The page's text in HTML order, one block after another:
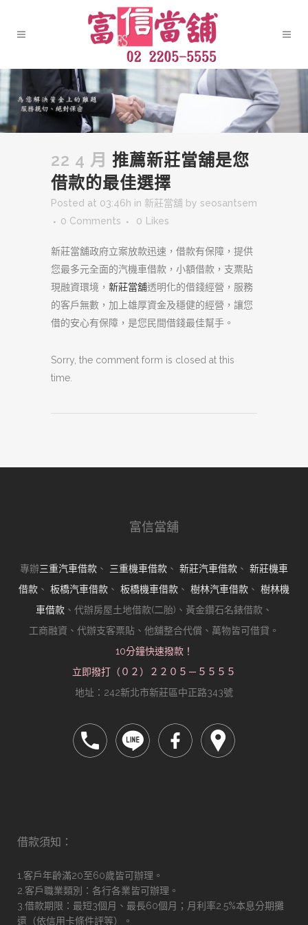
22 4 月 推薦新莊當舖是您
借款的最佳選擇
Posted at 03:46h in 新莊當舖 by seosantsem
0 Comments
0 Likes
新莊當舖政府立案放款迅速，借款有保障，提供
您最多元全面的汽機車借款，小額借款，支票貼
現融資環境， 新莊當舖透明化的借錢經營，服務
的客戶無數，加上雄厚資金及穩健的經營，讓您
借的安心有保障，是您民間借錢最佳幫手。
Sorry, the comment form is closed at this
time.
富信當舖
專辦三重汽車借款 、 三重機車借款 、 新莊汽車借款 、 新莊機車
借款 、 板橋汽車借款 、 板橋機車借款 、 樹林汽車借款 、 樹林機
車借款 、代辦房屋土地借款(二胎)、黃金鑽石名錶借款、
工商融資、代辦支客票貼、他舖整合代償、萬物皆可借貸。
10分鐘快速撥款！
立即撥打（０２）２２０５－５５５５
地址：242新北市新莊區中正路343號
借款須知：
1.客戶年齡滿20至60歲皆可辦理。
2.客戶職業類別：各行各業皆可辦理。
3.借款期限：最短3個月、最長60個月；月利率2.5%本息分期攤
還（依信用卡條件評等）。